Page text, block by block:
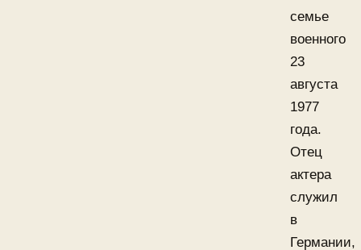
семье
военного
23
августа
1977
года.
Отец
актера
служил
в
Германии,